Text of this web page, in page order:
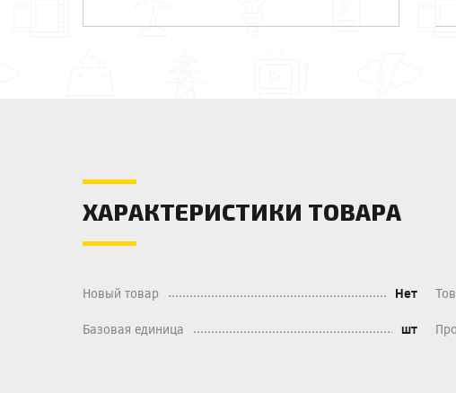
ХАРАКТЕРИСТИКИ ТОВАРА
Новый товар Нет
Базовая единица шт